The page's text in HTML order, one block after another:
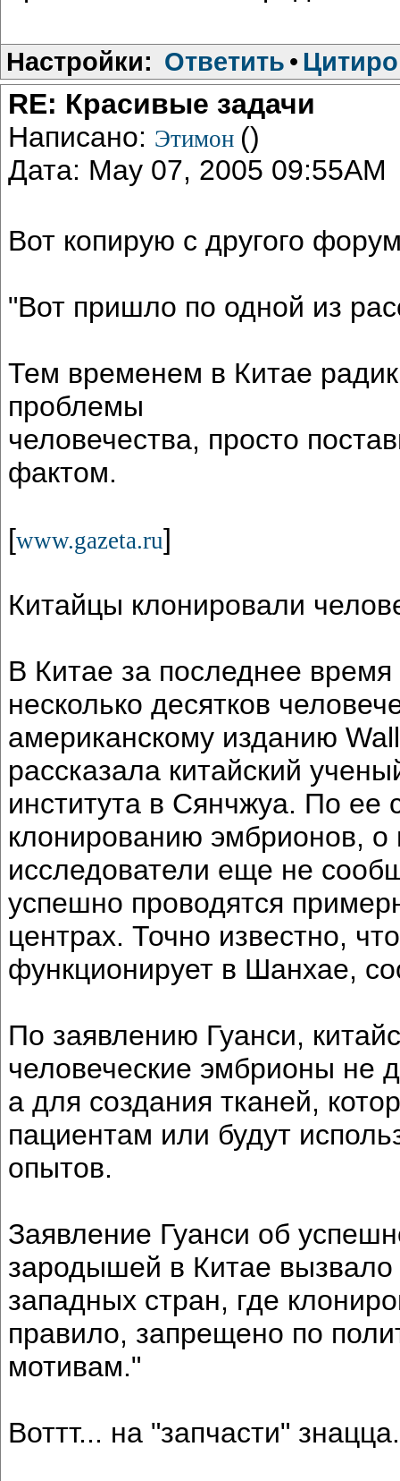
Настройки: Ответить •
RE: Красивые задачи
Написано: Этимон ()
Дата: May 07, 2005 09:55AM
Вот копирую с другого
"Вот пришло по одной из
Тем временем в Китае
проблемы
человечества, просто
фактом.
[www.gazeta.ru]
Китайцы клонировали
В Китае за последнее
несколько десятков
американскому изданию
рассказала китайский
института в Сянчжуа. По ее
клонированию эмбрионов, о
исследователи еще не
успешно проводятся
центрах. Точно известно,
функционирует в Шанхае,
По заявлению Гуанси,
человеческие эмбрионы не
а для создания тканей,
пациентам или будут
опытов.
Заявление Гуанси об
зародышей в Китае вызвало
западных стран, где
правило, запрещено по
мотивам."
Воттт... на "запчасти" знацца.